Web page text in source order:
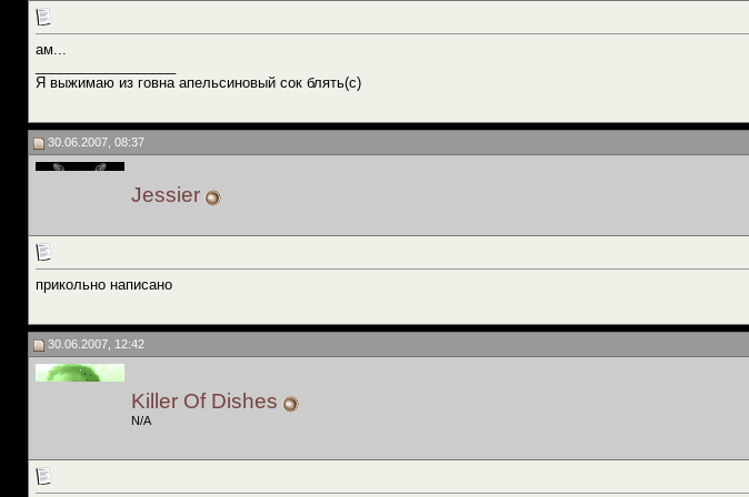
ам...
Я выжимаю из говна апельсиновый сок блять(с)
30.06.2007, 08:37
Jessier
прикольно написано
30.06.2007, 12:42
Killer Of Dishes
N/A